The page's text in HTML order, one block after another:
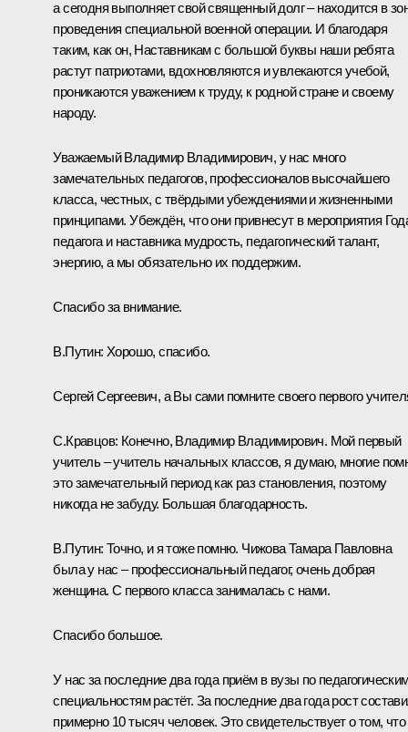
а сегодня выполняет свой священный долг – находится в
проведения специальной военной операции. И благодаря
таким, как он, Наставникам с большой буквы наши ребята
растут патриотами, вдохновляются и увлекаются учебой,
проникаются уважением к труду, к родной стране и своему
народу.
Уважаемый Владимир Владимирович, у нас много
замечательных педагогов, профессионалов высочайшего
класса, честных, с твёрдыми убеждениями и жизненными
принципами. Убеждён, что они привнесут в мероприятия
педагога и наставника мудрость, педагогический талант,
энергию, а мы обязательно их поддержим.
Спасибо за внимание.
В.Путин: Хорошо, спасибо.
Сергей Сергеевич, а Вы сами помните своего первого
С.Кравцов: Конечно, Владимир Владимирович. Мой первый
учитель – учитель начальных классов, я думаю, многие
это замечательный период как раз становления, поэтому
никогда не забуду. Большая благодарность.
В.Путин: Точно, и я тоже помню. Чижова Тамара Павловна
была у нас – профессиональный педагог, очень добрая
женщина. С первого класса занималась с нами.
Спасибо большое.
У нас за последние два года приём в вузы по
специальностям растёт. За последние два года рост
примерно 10 тысяч человек. Это свидетельствует о том, что